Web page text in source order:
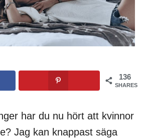
136
SHARES
har du nu hört att kvinnor
Jag kan knappast säga